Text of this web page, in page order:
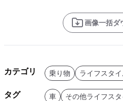
画像一括ダ
カテゴリ 乗り物 ライフスタ
タグ 車 その他ライフス